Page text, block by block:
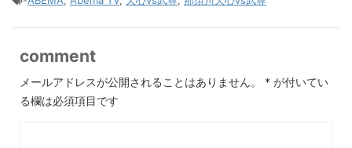
comment
メールアドレスが公開されることはありません。 * が付いてい
る欄は必須項目です